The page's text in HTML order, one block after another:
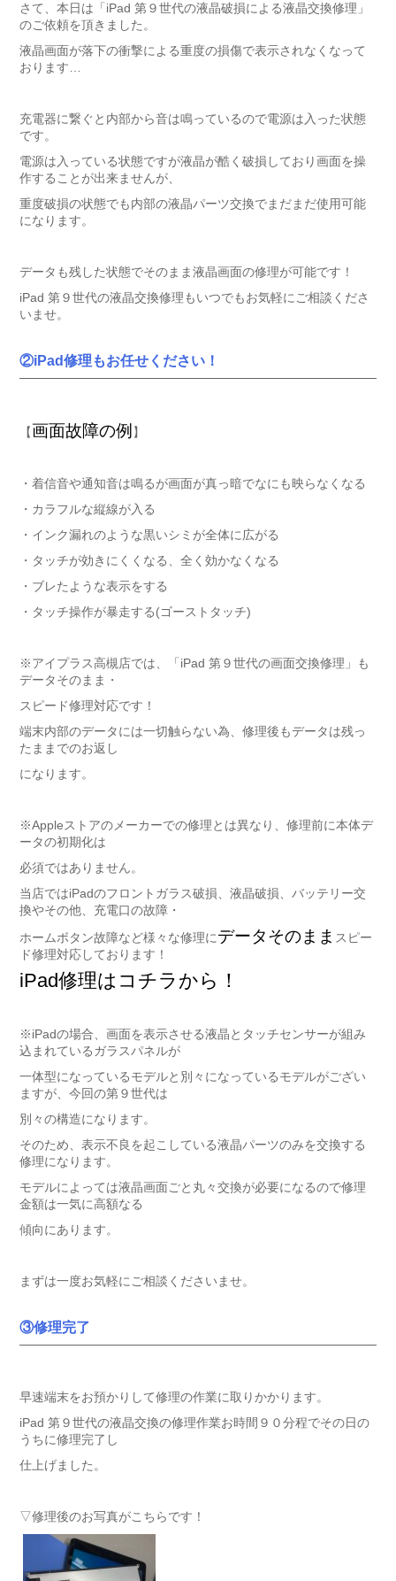
さて、本日は「iPad 第９世代の液晶破損による液晶交換修理」
のご依頼を頂きました。
液晶画面が落下の衝撃による重度の損傷で表示されなくなって
おります…
充電器に繋ぐと内部から音は鳴っているので電源は入った状態
です。
電源は入っている状態ですが液晶が酷く破損しており画面を操
作することが出来ませんが、
重度破損の状態でも内部の液晶パーツ交換でまだまだ使用可能
になります。
データも残した状態でそのまま液晶画面の修理が可能です！
iPad 第９世代の液晶交換修理もいつでもお気軽にご相談くださ
いませ。
②iPad修理もお任せください！
【画面故障の例 】
・着信音や通知音は鳴るが画面が真っ暗でなにも映らなくなる
・カラフルな縦線が入る
・インク漏れのような黒いシミが全体に広がる
・タッチが効きにくくなる、全く効かなくなる
・ブレたような表示をする
・タッチ操作が暴走する(ゴーストタッチ)
※アイプラス高槻店では、「iPad 第９世代の画面交換修理」も
データそのまま・
スピード修理対応です！
端末内部のデータには一切触らない為、修理後もデータは残っ
たままでのお返し
になります。
※Appleストアのメーカーでの修理とは異なり、修理前に本体デ
ータの初期化は
必須ではありません。
当店ではiPadのフロントガラス破損、液晶破損、バッテリー交
換やその他、充電口の故障・
ホームボタン故障など様々な修理にデータそのまま スピー
ド修理対応しております！
iPad修理はコチラから！
※iPadの場合、画面を表示させる液晶とタッチセンサーが組み
込まれているガラスパネルが
一体型になっているモデルと別々になっているモデルがござい
ますが、今回の第９世代は
別々の構造になります。
そのため、表示不良を起こしている液晶パーツのみを交換する
修理になります。
モデルによっては液晶画面ごと丸々交換が必要になるので修理
金額は一気に高額なる
傾向にあります。
まずは一度お気軽にご相談くださいませ。
③修理完了
早速端末をお預かりして修理の作業に取りかかります。
iPad 第９世代の液晶交換の修理作業お時間９０分程でその日の
うちに修理完了し
仕上げました。
▽修理後のお写真がこちらです！